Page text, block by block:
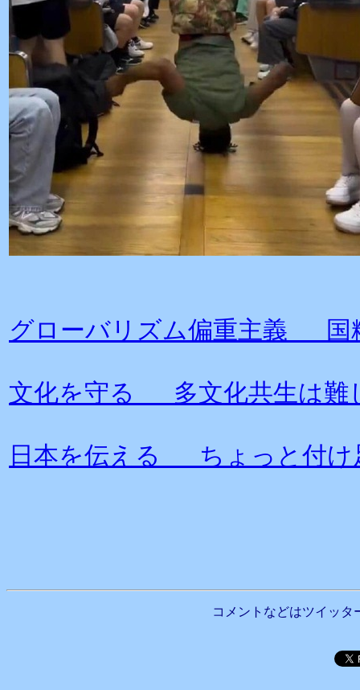
グローバリズム偏重主義 国
文化を守る 多文化共生は難
日本を伝える ちょっと付け
コメントなどはツイッタ